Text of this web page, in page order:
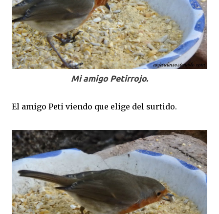
Mi amigo Petirrojo.
El amigo Peti viendo que elige del surtido.